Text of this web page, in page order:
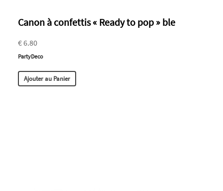
Canon à confettis « Ready to pop » ble
€ 6.80
PartyDeco
Ajouter au Panier